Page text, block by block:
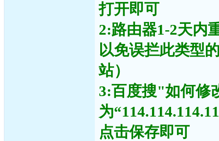
打开即可
2:路由器1-2天内
以免误拦此类型
站）
3:百度搜"如何修
为
点击保存即可